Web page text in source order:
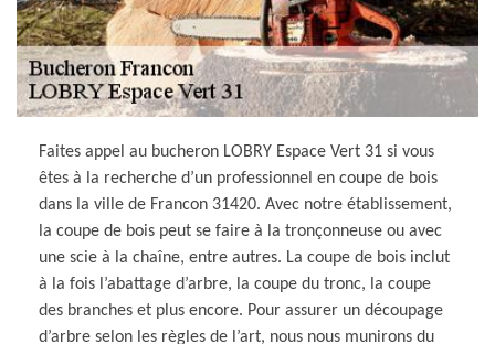
Faites appel au bucheron LOBRY Espace Vert 31 si vous
êtes à la recherche d’un professionnel en coupe de bois
dans la ville de Francon 31420. Avec notre établissement,
la coupe de bois peut se faire à la tronçonneuse ou avec
une scie à la chaîne, entre autres. La coupe de bois inclut
à la fois l’abattage d’arbre, la coupe du tronc, la coupe
des branches et plus encore. Pour assurer un découpage
d’arbre selon les règles de l’art, nous nous munirons du